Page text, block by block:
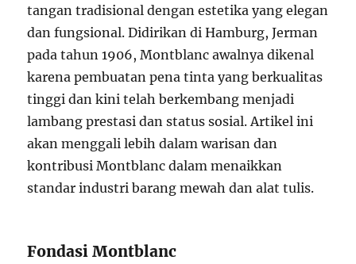
tangan tradisional dengan estetika yang elegan
dan fungsional. Didirikan di Hamburg, Jerman
pada tahun 1906, Montblanc awalnya dikenal
karena pembuatan pena tinta yang berkualitas
tinggi dan kini telah berkembang menjadi
lambang prestasi dan status sosial. Artikel ini
akan menggali lebih dalam warisan dan
kontribusi Montblanc dalam menaikkan
standar industri barang mewah dan alat tulis.
Fondasi Montblanc